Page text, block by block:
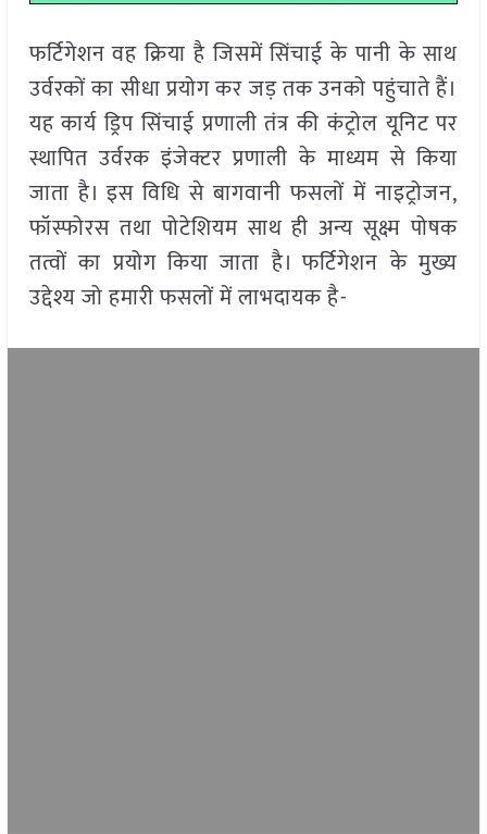
फर्टिगेशन वह क्रिया है जिसमें सिंचाई के पानी के साथ
उर्वरकों का सीधा प्रयोग कर जड़ तक उनको पहुंचाते हैं।
यह कार्य ड्रिप सिंचाई प्रणाली तंत्र की कंट्रोल यूनिट पर
स्थापित उर्वरक इंजेक्टर प्रणाली के माध्यम से किया
जाता है। इस विधि से बागवानी फसलों में नाइट्रोजन,
फॉस्फोरस तथा पोटेशियम साथ ही अन्य सूक्ष्म पोषक
तत्वों का प्रयोग किया जाता है। फर्टिगेशन के मुख्य
उद्देश्य जो हमारी फसलों में लाभदायक है-